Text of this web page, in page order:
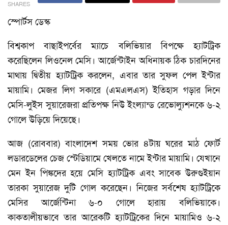
SHARES
স্পোর্টস ডেস্ক
বিশ্বকাপ বাছাইপর্বের ম্যাচে বলিভিয়ার বিপক্ষে হ্যাটট্রিক
করেছিলেন লিওনেল মেসি। আর্জেন্টাইন অধিনায়ক ঠিক চারদিনের
মাথায় দ্বিতীয় হ্যাটট্রিক করলেন, এবার তার সুফল পেল ইন্টার
মায়ামি। মেজর লিগ সকারে (এমএলএস) ইতিহাস গড়ার দিনে
মেসি-লুইস সুয়ারেজরা প্রতিপক্ষ নিউ ইংল্যান্ড রেভোল্যুশনকে ৬-২
গোলে উড়িয়ে দিয়েছে।
আজ (রোববার) বাংলাদেশ সময় ভোর ৪টায় ঘরের মাঠ ফোর্ট
লডারডেলের চেজ স্টেডিয়ামে খেলতে নামে ইন্টার মায়ামি। যেখানে
মেন ইন পিঙ্কদের হয়ে মেসি হ্যাটট্রিক এবং সাবেক উরুগুইয়ান
তারকা সুয়ারেজ দুটি গোল করেছেন। নিজের সর্বশেষ হ্যাটট্রিকে
মেসির আর্জেন্টিনা ৬-০ গোলে হারায় বলিভিয়াকে।
কাকতালীয়ভাবে তার আরেকটি হ্যাটট্রিকের দিনে মায়ামিও ৬-২